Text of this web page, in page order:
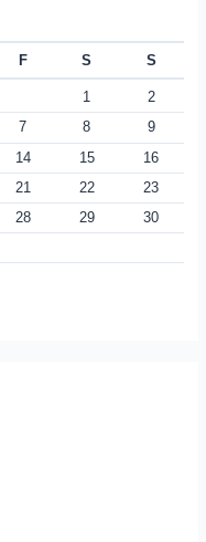
F S S
1
2
7 8
9
14 15
16
21 22
23
28 29
30